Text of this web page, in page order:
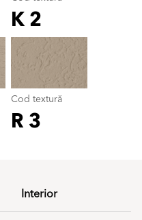
K 2
Cod textură
R 3
Interior